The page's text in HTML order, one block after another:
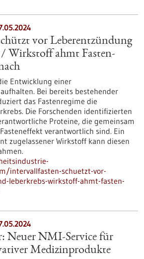
vor Leberentzündung
Wirkstoff ahmt Fasten-
Entwicklung einer
Bei bereits bestehender
das Fastenregime die
Die Forschenden identifizierten
Proteine, die gemeinsam
verantwortlich sind. Ein
zugelassener Wirkstoff kann diesen
intervallfasten-schuetzt-vor-
leberkrebs-wirkstoff-ahmt-fasten-
Neuer NMI-Service für
Medizinprodukte